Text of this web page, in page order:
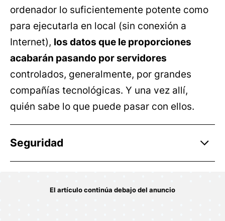
ordenador lo suficientemente potente como
para ejecutarla en local (sin conexión a
Internet), los datos que le proporciones
acabarán pasando por servidores
controlados, generalmente, por grandes
compañías tecnológicas. Y una vez allí,
quién sabe lo que puede pasar con ellos.
Seguridad